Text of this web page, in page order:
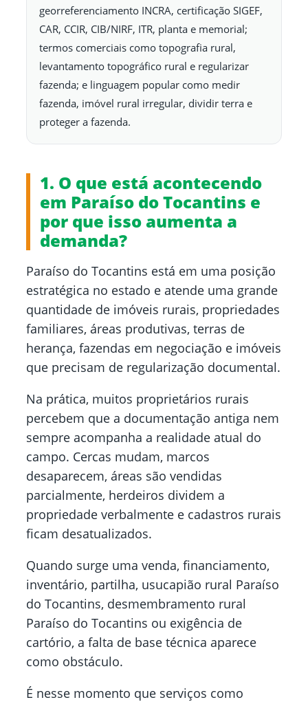
georreferenciamento INCRA, certificação SIGEF,
CAR, CCIR, CIB/NIRF, ITR, planta e memorial;
termos comerciais como topografia rural,
levantamento topográfico rural e regularizar
fazenda; e linguagem popular como medir
fazenda, imóvel rural irregular, dividir terra e
proteger a fazenda.
1. O que está acontecendo
em Paraíso do Tocantins e
por que isso aumenta a
demanda?
Paraíso do Tocantins está em uma posição
estratégica no estado e atende uma grande
quantidade de imóveis rurais, propriedades
familiares, áreas produtivas, terras de
herança, fazendas em negociação e imóveis
que precisam de regularização documental.
Na prática, muitos proprietários rurais
percebem que a documentação antiga nem
sempre acompanha a realidade atual do
campo. Cercas mudam, marcos
desaparecem, áreas são vendidas
parcialmente, herdeiros dividem a
propriedade verbalmente e cadastros rurais
ficam desatualizados.
Quando surge uma venda, financiamento,
inventário, partilha, usucapião rural Paraíso
do Tocantins, desmembramento rural
Paraíso do Tocantins ou exigência de
cartório, a falta de base técnica aparece
como obstáculo.
É nesse momento que serviços como